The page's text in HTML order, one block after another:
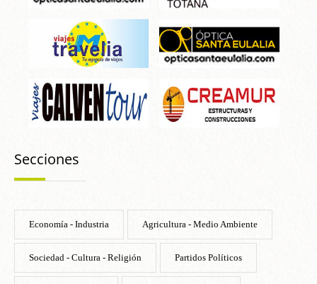
Secciones
Economía - Industria Agricultura - Medio Ambiente
Sociedad - Cultura - Religión Partidos Políticos